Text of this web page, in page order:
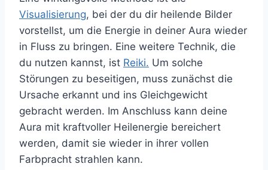
Visualisierung, bei der du dir heilende Bilder
vorstellst, um die Energie in deiner Aura wieder
in Fluss zu bringen. Eine weitere Technik, die
du nutzen kannst, ist Reiki. Um solche
Störungen zu beseitigen, muss zunächst die
Ursache erkannt und ins Gleichgewicht
gebracht werden. Im Anschluss kann deine
Aura mit kraftvoller Heilenergie bereichert
werden, damit sie wieder in ihrer vollen
Farbpracht strahlen kann.